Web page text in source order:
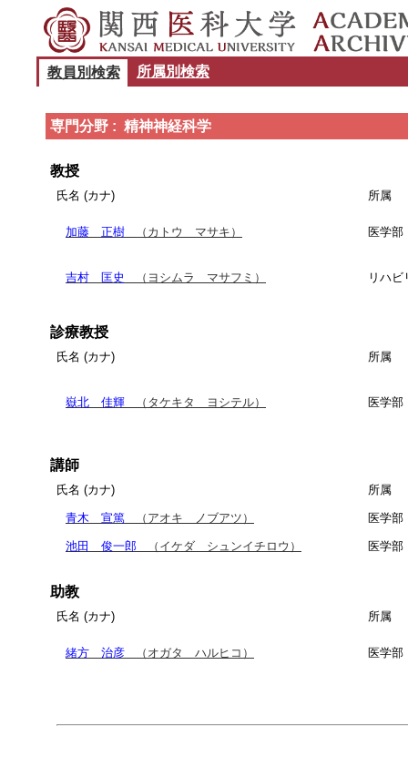
教員別検索 所属別検索
専門分野 : 精神神経科学
教授
氏名 (カナ) 所属
加藤 正樹 （カトウ マサキ） 医学部
吉村 匡史 （ヨシムラ マサフミ） リハ
診療教授
氏名 (カナ) 所属
嶽北 佳輝 （タケキタ ヨシテル） 医学部
講師
氏名 (カナ) 所属
青木 宣篤 （アオキ ノブアツ） 医学部
池田 俊一郎 （イケダ シュンイチロウ） 医学部
助教
氏名 (カナ) 所属
緒方 治彦 （オガタ ハルヒコ） 医学部